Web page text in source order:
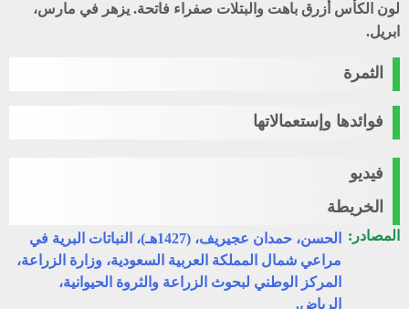
لون الكأس أزرق باهت والبتلات صفراء فاتحة. يزهر في مارس،
ابريل.
الثمرة
فوائدها وإستعمالاتها
فيديو
الخريطة
المصادر:
الحسن، حمدان عجيريف، (1427هـ)، النباتات البرية في
مراعي شمال المملكة العربية السعودية، وزارة الزراعة،
المركز الوطني لبحوث الزراعة والثروة الحيوانية،
الرياض.